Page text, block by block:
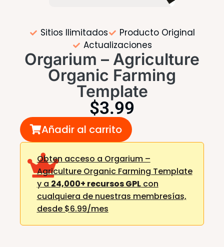
Sitios Ilimitados
Producto Original
Actualizaciones
Orgarium – Agriculture
Organic Farming
Template
$3.99
Añadir al carrito
Obten acceso a Orgarium –
Agriculture Organic Farming Template
y a 24,000+ recursos GPLcon
cualquiera de nuestras membresías,
desde $6.99/mes